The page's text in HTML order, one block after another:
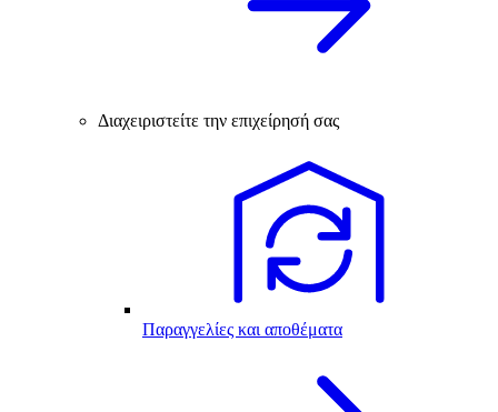
Διαχειριστείτε την επιχείρησή σας
Παραγγελίες και αποθέματα